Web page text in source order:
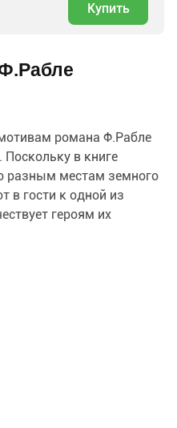
Купить
романа Ф.Рабле
в книге
разным местам земного
в гости к одной из
героям их
этой колдуньи)
цветной литографии,